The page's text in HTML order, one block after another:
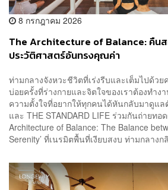
8 กรกฎาคม 2026
The Architecture of Balance: คืน
ประวัติศาสตร์อันทรงคุณค่า
ท่ามกลางจังหวะชีวิตที่เร่งรีบและเต็มไปด้ว
บ่อยครั้งที่ร่างกายและจิตใจของเราต้องทำ
ความตั้งใจที่อยากให้ทุกคนได้หันกลับมาดูแล
และ THE STANDARD LIFE ร่วมกันถ่ายทอ
Architecture of Balance: The Balance
Serenity’ ที่เนรมิตพื้นที่เงียบสงบ ท่ามกลางก